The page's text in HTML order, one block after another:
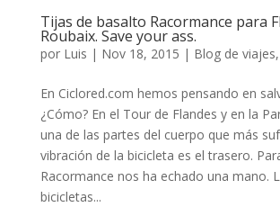
Tijas de basalto Racormance para
Roubaix. Save your ass.
por Luis | Nov 18, 2015 | Blog de viajes,
En Ciclored.com hemos pensando en
¿Cómo? En el Tour de Flandes y en la
una de las partes del cuerpo que más
vibración de la bicicleta es el trasero.
Racormance nos ha echado una mano.
bicicletas...